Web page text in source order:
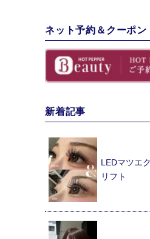
ネット予約＆クーポン
新着記事
LEDマツエ
リフト